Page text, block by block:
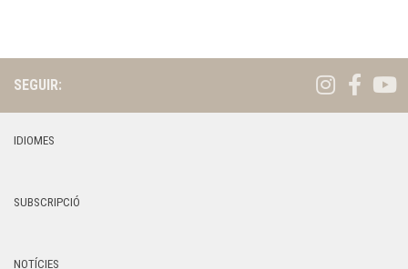
SEGUIR:
IDIOMES
SUBSCRIPCIÓ
NOTÍCIES